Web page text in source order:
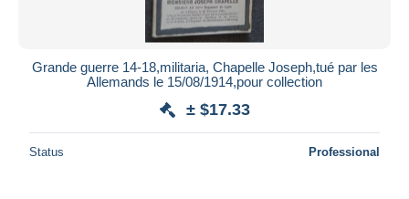
Grande guerre 14-18,militaria, Chapelle Joseph,tué par les
Allemands le 15/08/1914,pour collection
± $17.33
Status Professional